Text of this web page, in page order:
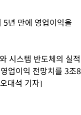
년 만에 영업이익을
시스템 반도체의 실적
업이익 전망치를 3조8
대석 기자]